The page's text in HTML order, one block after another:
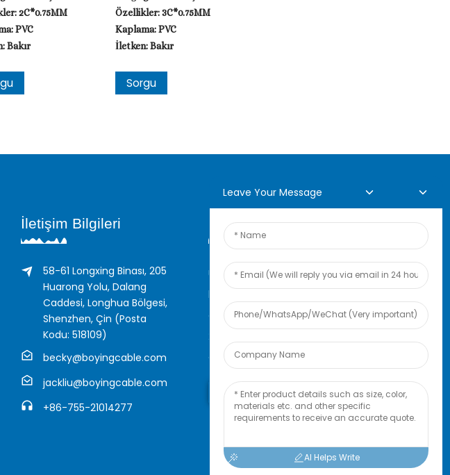
2C*0.75MM
PVC
Bakır
Özellikler: 3C*0.75MM
Kaplama: PVC
İletken: Bakır
Sorgu
İletişim Bilgileri
58-61 Longxing Binası, 205
Huarong Yolu, Dalang
Caddesi, Longhua Bölgesi,
Shenzhen, Çin (Posta
Kodu: 518109)
becky@boyingcable.com
jackliu@boyingcable.com
+86-755-21014277
Çevrimiçi Sorgulama
Ürünlerimiz veya fiyat listemiz
hakkında bilgi almak için lütfen
e-posta adresinizi bize bırakın,
24 saat içinde sizinle iletişime
geçeceğiz.
Şimdi Sorgula
Leave Your Message
AI Helps Write